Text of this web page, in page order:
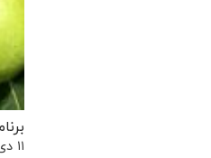
۱۱ دی, ۱۳۹۸